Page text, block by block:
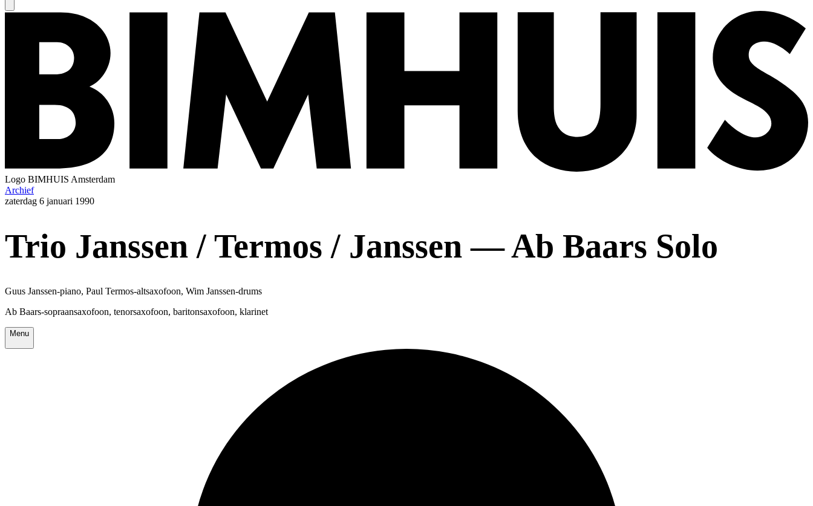
Logo BIMHUIS Amsterdam
Archief
zaterdag 6 januari 1990
Trio Janssen / Termos / Janssen — Ab Baars Solo
Guus Janssen-piano, Paul Termos-altsaxofoon, Wim Janssen-drums
Ab Baars-sopraansaxofoon, tenorsaxofoon, baritonsaxofoon, klarinet
Menu